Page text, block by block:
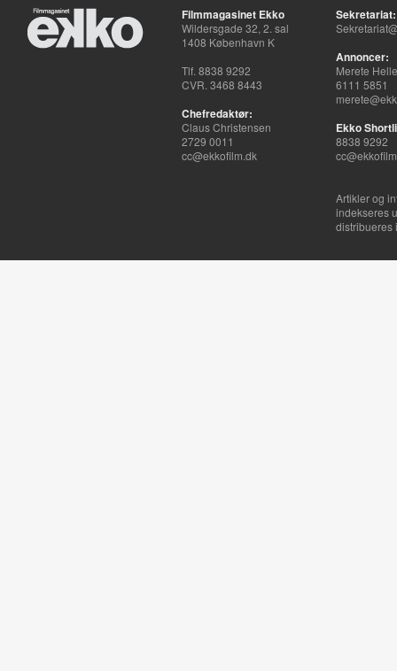
Filmmagasinet Ekko
Wildersgade 32, 2. sal
1408 København K
Tlf. 8838 9292
CVR. 3468 8443
Chefredaktør:
Claus Christensen
2729 0011
cc@ekkofilm.dk
Sekretariat:
Annoncer:
Merete
6111 5851
Ekko
8838 9292
Artikler og
indekseres
distribueres